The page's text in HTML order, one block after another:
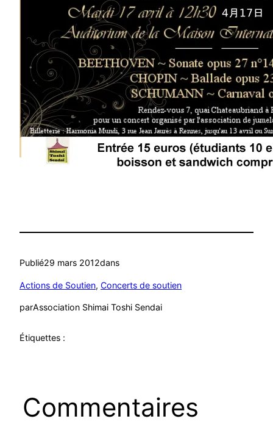
Publié29 mars 2012dans
Actions de Soutien, Concerts de soutien
parAssociation Shimai Toshi Sendai
Étiquettes :
Commentaires